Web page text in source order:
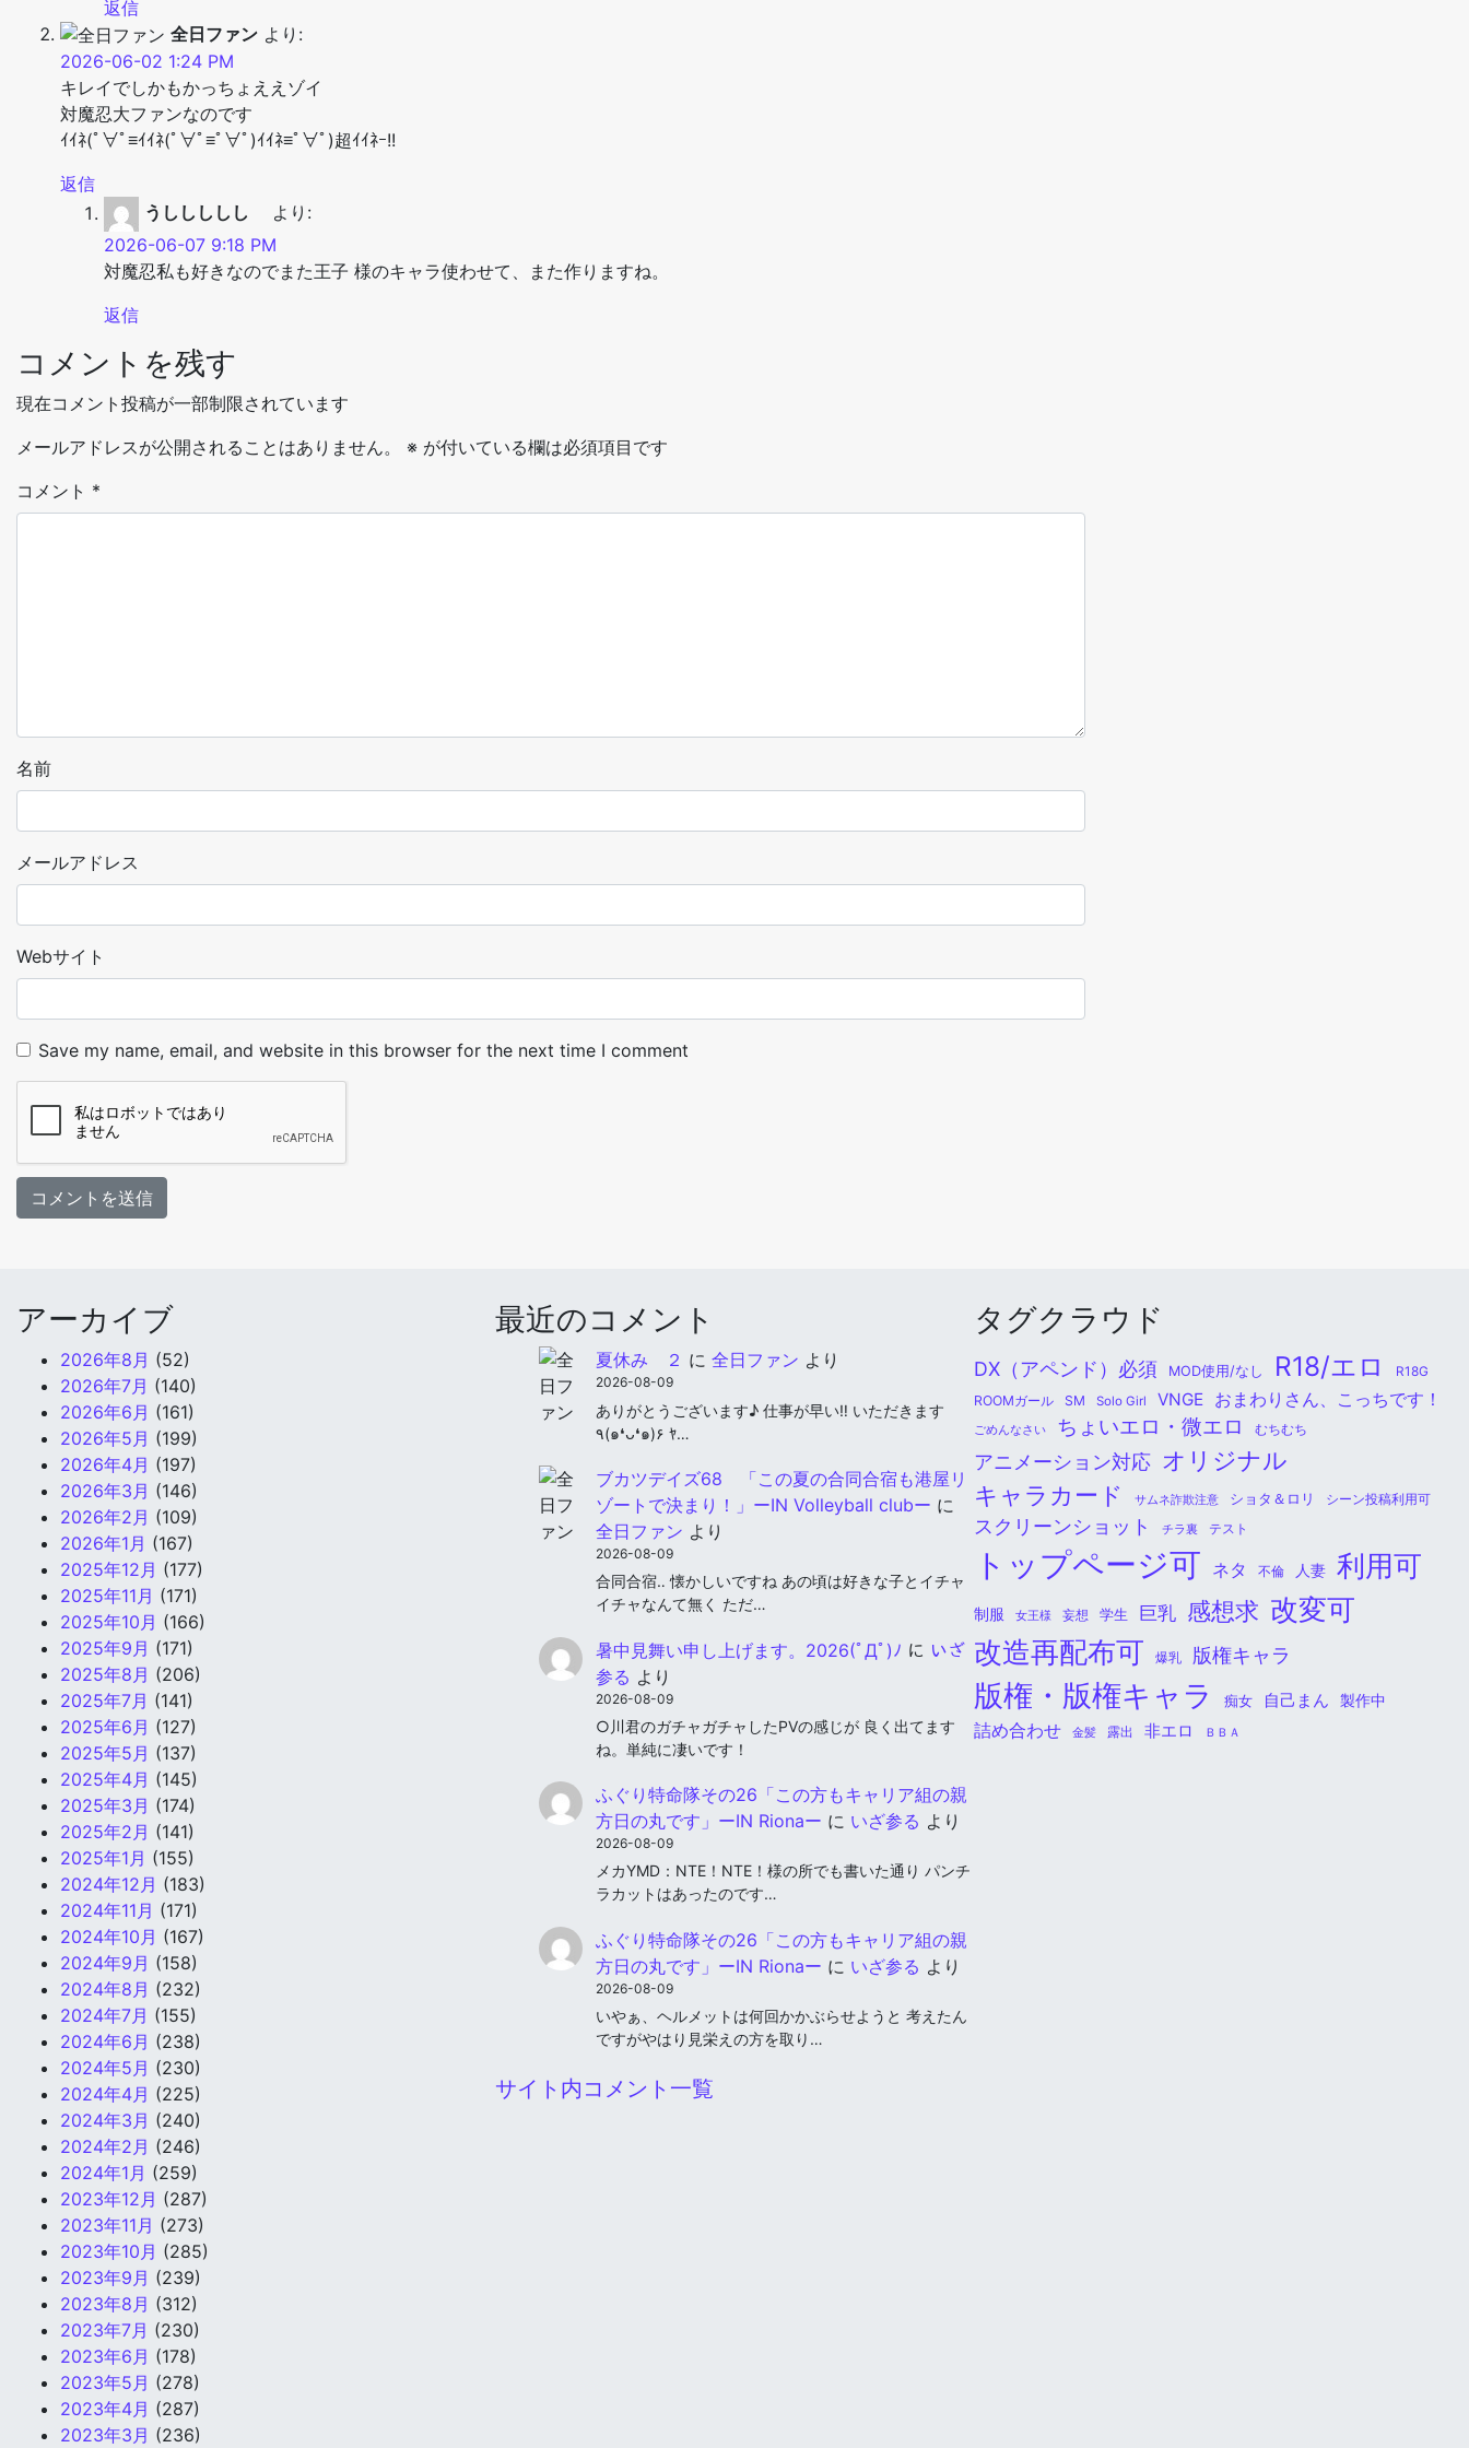
返信
全日ファン より:
2026-06-02 1:24 PM
キレイでしかもかっちょええゾイ
対魔忍大ファンなのです
ｲｲﾈ(ﾟ∀ﾟ≡ｲｲﾈ(ﾟ∀ﾟ≡ﾟ∀ﾟ)ｲｲﾈ≡ﾟ∀ﾟ)超ｲｲﾈｰ!!
返信
うししししし
より:
2026-06-07 9:18 PM
対魔忍私も好きなのでまた王子 様のキャラ使わせて、また作りますね。
返信
コメントを残す
現在コメント投稿が一部制限されています
メールアドレスが公開されることはありません。
※ が付いている欄は必須項目です
コメント *
名前
メールアドレス
Webサイト
Save my name, email, and website in this browser for the next time I comment
アーカイブ
2026年8月 (52)
2026年7月 (140)
2026年6月 (161)
2026年5月 (199)
2026年4月 (197)
2026年3月 (146)
2026年2月 (109)
2026年1月 (167)
2025年12月 (177)
2025年11月 (171)
2025年10月 (166)
2025年9月 (171)
2025年8月 (206)
2025年7月 (141)
2025年6月 (127)
2025年5月 (137)
2025年4月 (145)
2025年3月 (174)
2025年2月 (141)
2025年1月 (155)
2024年12月 (183)
2024年11月 (171)
2024年10月 (167)
2024年9月 (158)
2024年8月 (232)
2024年7月 (155)
2024年6月 (238)
2024年5月 (230)
2024年4月 (225)
2024年3月 (240)
2024年2月 (246)
2024年1月 (259)
2023年12月 (287)
2023年11月 (273)
2023年10月 (285)
2023年9月 (239)
2023年8月 (312)
2023年7月 (230)
2023年6月 (178)
2023年5月 (278)
2023年4月 (287)
2023年3月 (236)
最近のコメント
夏休み ２ に 全日ファン より
2026-08-09
ありがとうございます♪ 仕事が早い‼︎ いただきます
٩(๑❛ᴗ❛๑)۶ ﾔ…
ブカツデイズ68 「この夏の合同合宿も港屋リ
ゾートで決まり！」ーIN Volleyball clubー に
全日ファン より
2026-08-09
合同合宿‥ 懐かしいですね あの頃は好きな子とイチャ
イチャなんて無く ただ…
暑中見舞い申し上げます。2026(ﾟДﾟ)ﾉ に いざ
参る より
2026-08-09
○川君のガチャガチャしたPVの感じが 良く出てます
ね。単純に凄いです！
ふぐり特命隊その26「この方もキャリア組の親
方日の丸です」ーIN Rionaー に いざ参る より
2026-08-09
メカYMD：NTE！NTE！様の所でも書いた通り パンチ
ラカットはあったのです…
ふぐり特命隊その26「この方もキャリア組の親
方日の丸です」ーIN Rionaー に いざ参る より
2026-08-09
いやぁ、ヘルメットは何回かかぶらせようと 考えたん
ですがやはり見栄えの方を取り…
サイト内コメント一覧
タグクラウド
DX（アペンド）必須 MOD使用/なし R18/エロ R18G
ROOMガール SM Solo Girl VNGE おまわりさん、こっちです！
ごめんなさい ちょいエロ・微エロ むちむち
アニメーション対応 オリジナル
キャラカード
サムネ詐欺注意 ショタ＆ロリ シーン投稿利用可
スクリーンショット チラ裏 テスト
トップページ可 ネタ 不倫 人妻 利用可
制服 女王様 妄想 学生 巨乳 感想求 改変可
改造再配布可 爆乳 版権キャラ
版権・版権キャラ 痴女 自己まん 製作中
詰め合わせ 金髪 露出 非エロ ＢＢＡ